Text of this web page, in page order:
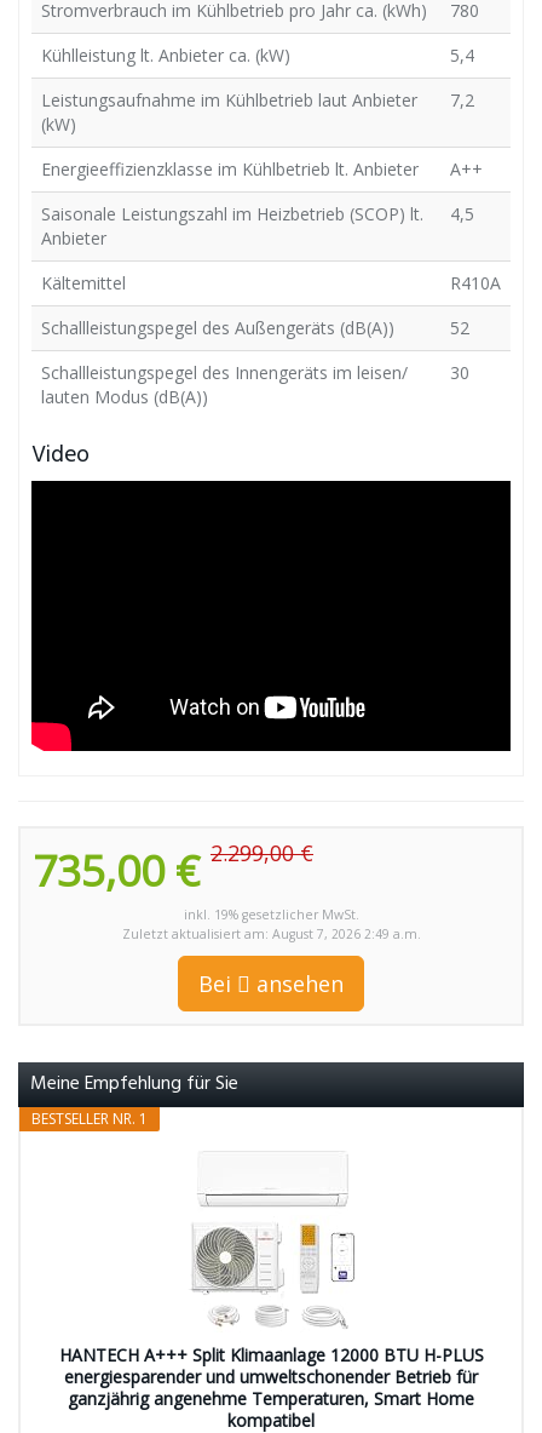
Stromverbrauch im Kühlbetrieb pro Jahr ca. (kWh)
780
Kühlleistung lt. Anbieter ca. (kW)
5,4
Leistungsaufnahme im Kühlbetrieb laut Anbieter
(kW)
7,2
Energieeffizienzklasse im Kühlbetrieb lt. Anbieter
A++
Saisonale Leistungszahl im Heizbetrieb (SCOP) lt.
Anbieter
4,5
Kältemittel
R410A
Schallleistungspegel des Außengeräts (dB(A))
52
Schallleistungspegel des Innengeräts im leisen/
lauten Modus (dB(A))
30
Video
735,00 € 2.299,00 €
inkl. 19% gesetzlicher MwSt.
Zuletzt aktualisiert am: August 7, 2026 2:49 a.m.
Bei ansehen
Meine Empfehlung für Sie
BESTSELLER NR. 1
HANTECH A+++ Split Klimaanlage 12000 BTU H-PLUS
energiesparender und umweltschonender Betrieb für
ganzjährig angenehme Temperaturen, Smart Home
kompatibel